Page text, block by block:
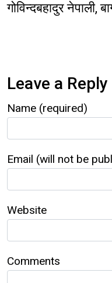
गोविन्दबहादुर नेपाली,
Leave a Reply
Name (required)
Email (will not be
Website
Comments